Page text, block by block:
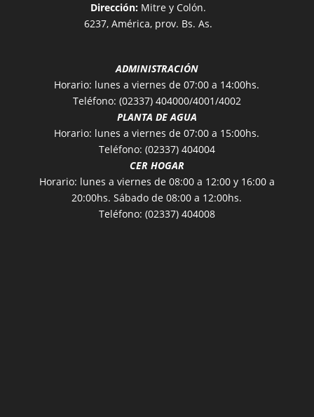
Dirección: Mitre y Colón.
6237, América, prov. Bs. As.
ADMINISTRACIÓN
Horario: lunes a viernes de 07:00 a 14:00hs.
Teléfono: (02337) 404000/4001/4002
PLANTA DE AGUA
Horario: lunes a viernes de 07:00 a 15:00hs.
Teléfono: (02337) 404004
CER HOGAR
Horario: lunes a viernes de 08:00 a 12:00 y 16:00 a
20:00hs. Sábado de 08:00 a 12:00hs.
Teléfono: (02337) 404008